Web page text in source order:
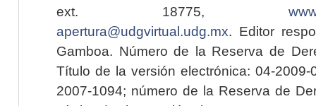
ext. 18775,
apertura@udgvirtual.udg.mx. Editor
Gamboa. Número de la Reserva de
Título de la versión electrónica: 04-2009-
2007-1094; número de la Reserva de